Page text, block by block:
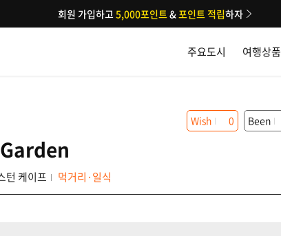
주요도시 여행상품
회원 가입하고5,000포인트&포인트 적립하자
턴 케이프 먹거리·일식
Wish 0 Been